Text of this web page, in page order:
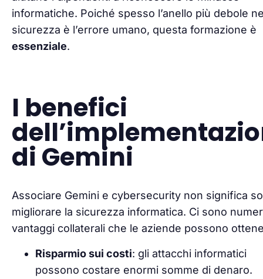
informatiche. Poiché spesso l’anello più debole
sicurezza è l’errore umano, questa formazione è
essenziale.
I benefici
di Gemini
Associare Gemini e cybersecurity non significa
migliorare la sicurezza informatica. Ci sono
vantaggi collaterali che le aziende possono
Risparmio sui costi: gli attacchi informatici
possono costare enormi somme di denaro.